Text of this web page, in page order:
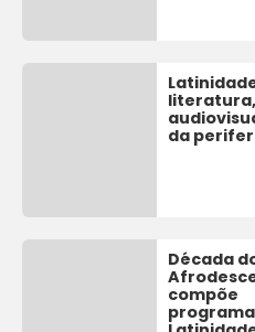
da
Década
compõe